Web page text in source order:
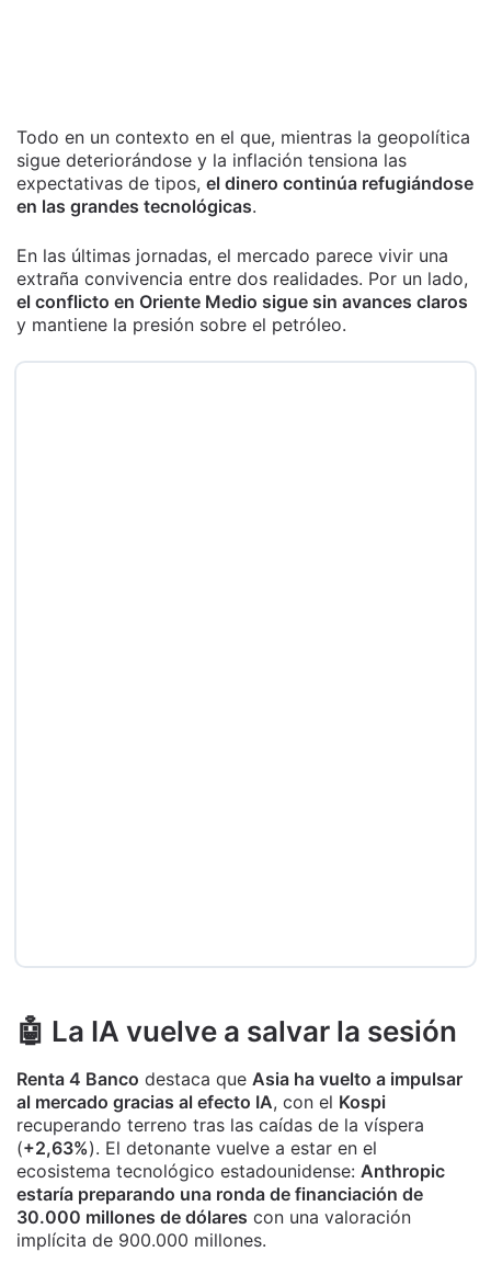
Todo en un contexto en el que, mientras la geopolítica
sigue deteriorándose y la inflación tensiona las
expectativas de tipos, el dinero continúa refugiándose
en las grandes tecnológicas.
En las últimas jornadas, el mercado parece vivir una
extraña convivencia entre dos realidades. Por un lado,
el conflicto en Oriente Medio sigue sin avances claros
y mantiene la presión sobre el petróleo.
🤖 La IA vuelve a salvar la sesión
Renta 4 Banco destaca que Asia ha vuelto a impulsar
al mercado gracias al efecto IA, con el Kospi
recuperando terreno tras las caídas de la víspera
(+2,63%). El detonante vuelve a estar en el
ecosistema tecnológico estadounidense: Anthropic
estaría preparando una ronda de financiación de
30.000 millones de dólares con una valoración
implícita de 900.000 millones.